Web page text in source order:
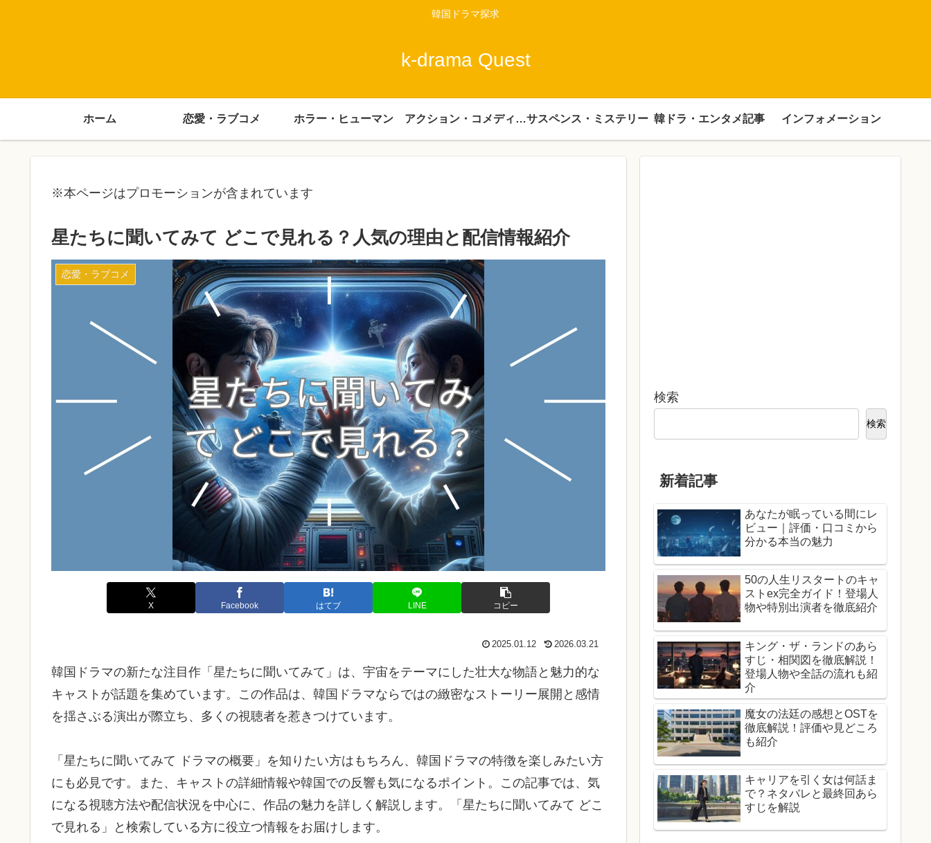
韓国ドラマ探求
k-drama Quest
ホーム 恋愛・ラブコメ ホラー・ヒューマン アクション・コメディー・時代劇サスペンス・ミステリー 韓ドラ・エンタメ記事 インフォメーション
※本ページはプロモーションが含まれています
星たちに聞いてみて どこで見れる？人気の理由と配信情報紹介
恋愛・ラブコメ
X Facebook はてブ LINE コピー
2025.01.12 2026.03.21
韓国ドラマの新たな注目作「星たちに聞いてみて」は、宇宙をテーマにした壮大な物語と魅力的な
キャストが話題を集めています。この作品は、韓国ドラマならではの緻密なストーリー展開と感情
を揺さぶる演出が際立ち、多くの視聴者を惹きつけています。
「星たちに聞いてみて ドラマの概要」を知りたい方はもちろん、韓国ドラマの特徴を楽しみたい方
にも必見です。また、キャストの詳細情報や韓国での反響も気になるポイント。この記事では、気
になる視聴方法や配信状況を中心に、作品の魅力を詳しく解説します。「星たちに聞いてみて どこ
で見れる」と検索している方に役立つ情報をお届けします。
検索
検索
新着記事
あなたが眠っている間にレ
ビュー｜評価・口コミから
分かる本当の魅力
50の人生リスタートのキャ
ストex完全ガイド！登場人
物や特別出演者を徹底紹介
キング・ザ・ランドのあら
すじ・相関図を徹底解説！
登場人物や全話の流れも紹
介
魔女の法廷の感想とOSTを
徹底解説！評価や見どころ
も紹介
キャリアを引く女は何話ま
で？ネタバレと最終回あら
すじを解説